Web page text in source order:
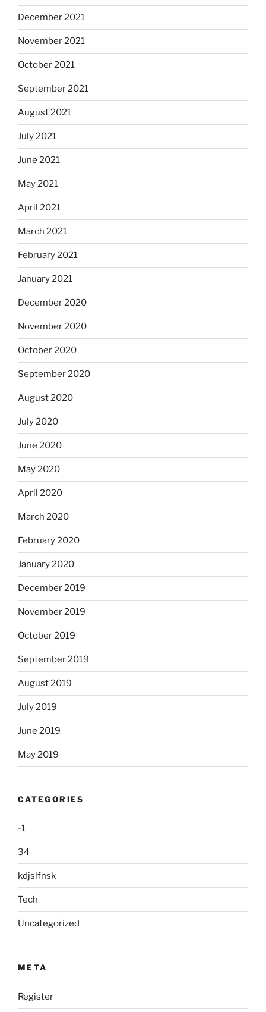
December 2021
November 2021
October 2021
September 2021
August 2021
July 2021
June 2021
May 2021
April 2021
March 2021
February 2021
January 2021
December 2020
November 2020
October 2020
September 2020
August 2020
July 2020
June 2020
May 2020
April 2020
March 2020
February 2020
January 2020
December 2019
November 2019
October 2019
September 2019
August 2019
July 2019
June 2019
May 2019
CATEGORIES
-1
34
kdjslfnsk
Tech
Uncategorized
META
Register